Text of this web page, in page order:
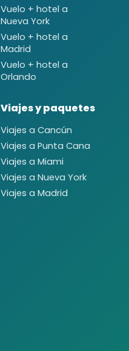
Vuelo + hotel a
Nueva York
Vuelo + hotel a
Madrid
Vuelo + hotel a
Orlando
Viajes y paquetes
Viajes a Cancún
Viajes a Punta Cana
Viajes a Miami
Viajes a Nueva York
Viajes a Madrid